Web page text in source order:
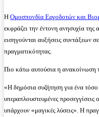
Η Ομοσπονδία Εργοδοτών και
εκφράζει την έντονη ανησυχία
εισηγούνται αυξήσεις συντάξεων
πραγματικότητας.
Πιο κάτω αυτούσια η ανακοίνωση
«Η δημόσια συζήτηση για ένα τόσο
υπεραπλουστευμένες προσεγγίσεις
υπάρχουν «μαγικές λύσεις». Η